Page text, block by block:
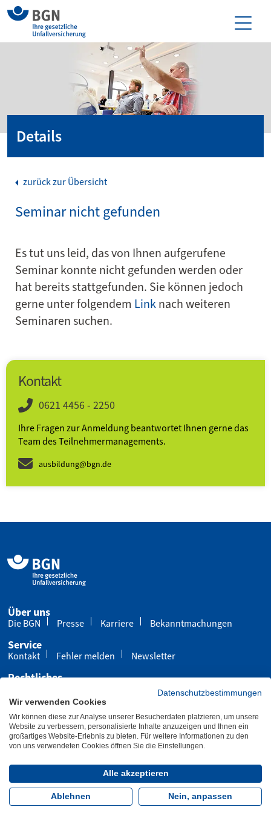
Details
zurück zur Übersicht
Seminar nicht gefunden
Es tut uns leid, das von Ihnen aufgerufene
Seminar konnte nicht gefunden werden oder
hat bereits stattgefunden. Sie können jedoch
gerne unter folgendem Linknach weiteren
Seminaren suchen.
Kontakt
0621 4456 - 2250
Ihre Fragen zur Anmeldung beantwortet Ihnen gerne das
Team des Teilnehmer­­manage­ments.
ausbildung@bgn.de
Über uns
Die BGN Presse Karriere Bekanntmachungen
Service
Kontakt Fehler melden Newsletter
Rechtliches
Cookies
Barrierefreiheit
Übersicht Leichte Sprache Gebärdensprache
Letzte Aktualisierung 15.10.2025
Folgen Sie uns:
Datenschutzbestimmungen
Wir verwenden Cookies
Wir können diese zur Analyse unserer Besucherdaten platzieren, um unsere
Website zu verbessern, personalisierte Inhalte anzuzeigen und Ihnen ein
großartiges Website-Erlebnis zu bieten. Für weitere Informationen zu den
von uns verwendeten Cookies öffnen Sie die Einstellungen.
Alle akzeptieren
Ablehnen Nein, anpassen